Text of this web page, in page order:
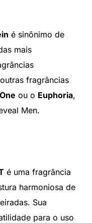
é sinônimo de
mais
fragrâncias
ou o Euphoria,
Men.
é uma fragrância
harmoniosa de
Sua
para o uso